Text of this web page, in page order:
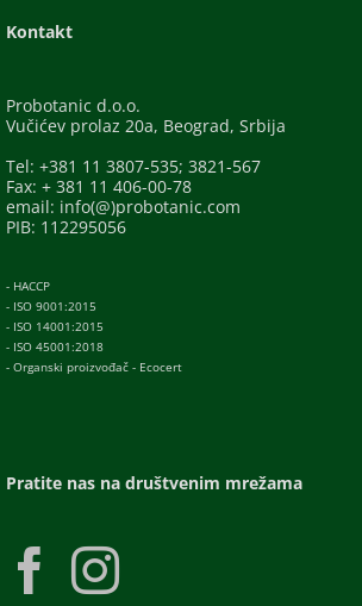
Kontakt
Probotanic d.o.o.
Vučićev prolaz 20a, Beograd, Srbija
Tel: +381 11 3807-535; 3821-567
Fax: + 381 11 406-00-78
email: info(@)probotanic.com
PIB: 112295056
- HACCP
- ISO 9001:2015
- ISO 14001:2015
- ISO 45001:2018
- Organski proizvođač - Ecocert
Pratite nas na društvenim mrežama